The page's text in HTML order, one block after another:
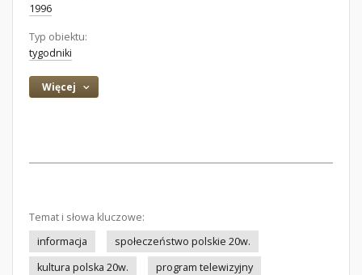
1996
Typ obiektu:
tygodniki
Więcej
Temat i słowa kluczowe:
informacja
społeczeństwo polskie 20w.
kultura polska 20w.
program telewizyjny